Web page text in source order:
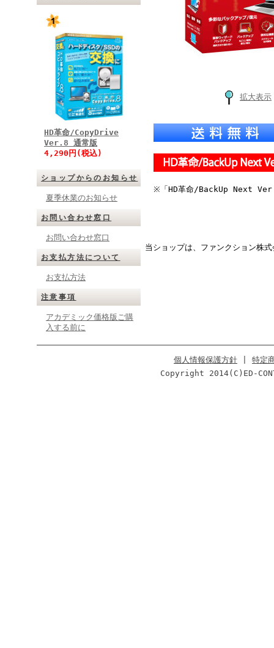
HD革命/CopyDrive
Ver.8 通常版
4,290円(税込)
ショップからのお知らせ
夏季休業のお知らせ
お問い合わせ窓口
お問い合わせ窓口
お支払方法について
お支払方法
注意事項
アカデミック価格版ご購
入する前に
拡大表示
※「HD革命/BackUp Next
当ショップは、ファンクション株
個人情報保護方針
特定
Copyright 2014(C)ED-